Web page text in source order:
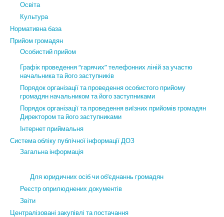
Освіта
Культура
Нормативна база
Прийом громадян
Особистий прийом
Графік проведення “гарячих” телефонних ліній за участю
начальника та його заступників
Порядок організації та проведення особистого прийому
громадян начальником та його заступниками
Порядок організації та проведення виїзних прийомів громадян
Директором та його заступниками
Інтернет приймальня
Система обліку публічної інформації ДОЗ
Загальна інформація
Для юридичних осіб чи об’єднаннь громадян
Реєстр оприлюднених документів
Звіти
Централізовані закупівлі та постачання